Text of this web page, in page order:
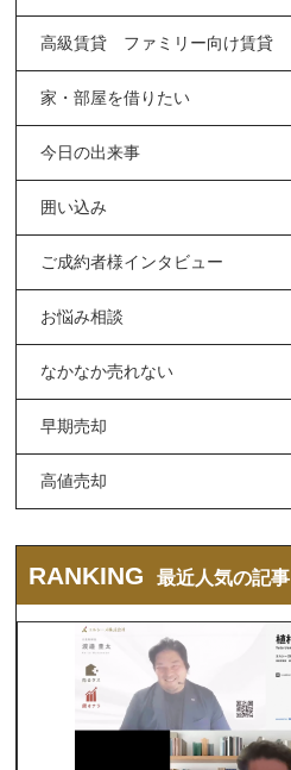
高級賃貸 ファミリー向け賃貸
家・部屋を借りたい
今日の出来事
囲い込み
ご成約者様インタビュー
お悩み相談
なかなか売れない
早期売却
高値売却
RANKING 最近人気の記事